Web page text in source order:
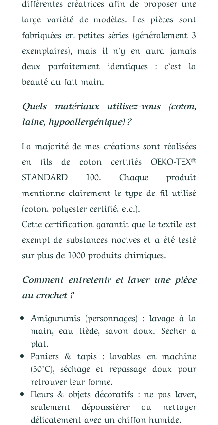
large variété de modèles. Les pièces sont
fabriquées en petites séries (généralement 3
exemplaires), mais il n’y en aura jamais
deux parfaitement identiques : c’est la
beauté du fait main.
Quels matériaux utilisez-vous (coton,
laine, hypoallergénique) ?
La majorité de mes créations sont réalisées
en fils de coton certifiés OEKO-TEX®
STANDARD 100. Chaque produit
mentionne clairement le type de fil utilisé
(coton, polyester certifié, etc.).
Cette certification garantit que le textile est
exempt de substances nocives et a été testé
sur plus de 1000 produits chimiques.
Comment entretenir et laver une pièce
au crochet ?
Amigurumis (personnages) : lavage à la
main, eau tiède, savon doux. Sécher à
plat.
Paniers & tapis : lavables en machine
(30°C), séchage et repassage doux pour
retrouver leur forme.
Fleurs & objets décoratifs : ne pas laver,
seulement dépoussiérer ou nettoyer
délicatement avec un chiffon humide.